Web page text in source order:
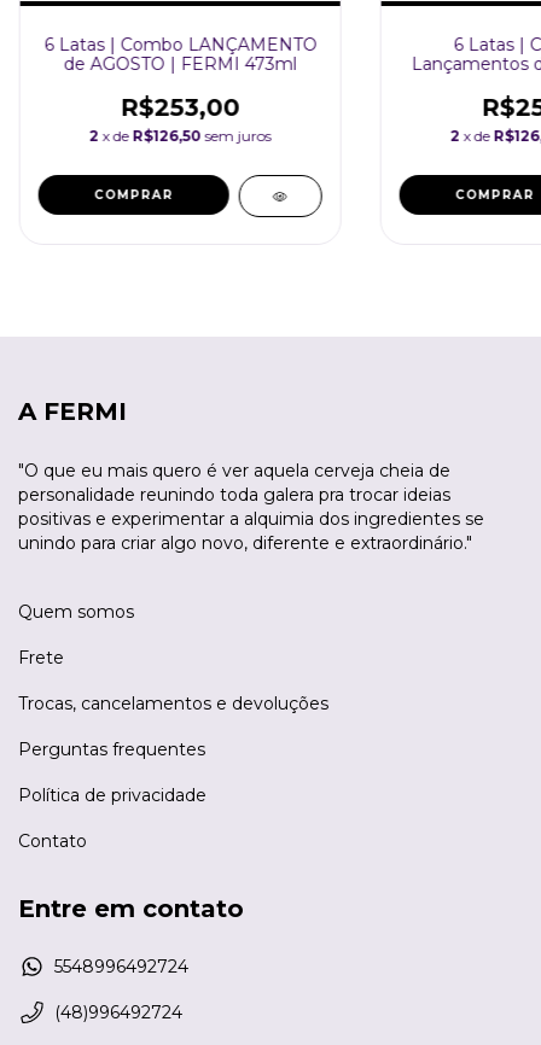
6 Latas | Combo LANÇAMENTO
de AGOSTO | FERMI 473ml
R$253,00
2 x de R$126,50 sem juros
6 Latas |
Lançamentos
2 x de
A FERMI
"O que eu mais quero é ver aquela cerveja cheia de
personalidade reunindo toda galera pra trocar ideias
positivas e experimentar a alquimia dos ingredientes se
unindo para criar algo novo, diferente e extraordinário."
Quem somos
Frete
Trocas, cancelamentos e devoluções
Perguntas frequentes
Política de privacidade
Contato
Entre em contato
5548996492724
(48)996492724